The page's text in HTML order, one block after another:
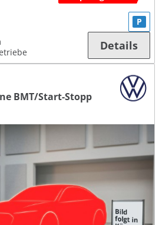
P
Details
BMT/Start-Stopp